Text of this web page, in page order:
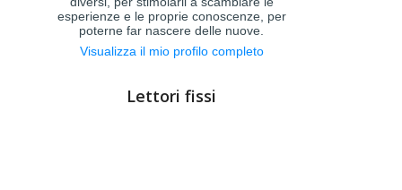
esperienze e le proprie conoscenze, per
poterne far nascere delle nuove.
Visualizza il mio profilo completo
Lettori fissi